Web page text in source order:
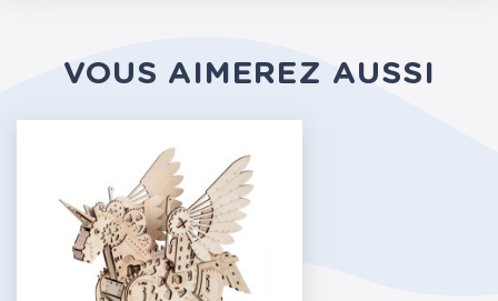
VOUS AIMEREZ AUSSI